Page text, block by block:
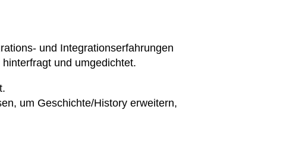
und Integrationserfahrungen
und umgedichtet.
um Geschichte/History erweitern,